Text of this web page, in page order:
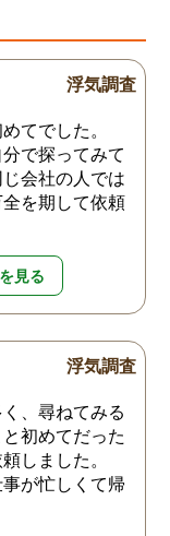
浮気調査
てでした。
で探ってみて
会社の人では
を期して依頼
見る
浮気調査
、尋ねてみる
初めてだった
しました。
が忙しくて帰